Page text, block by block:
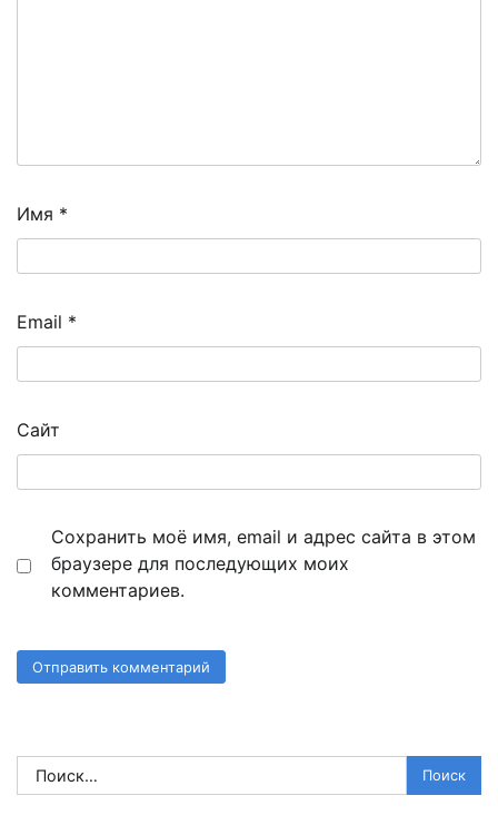
Имя *
Email *
Сайт
Сохранить моё имя, email и адрес сайта в этом
браузере для последующих моих
комментариев.
Найти: